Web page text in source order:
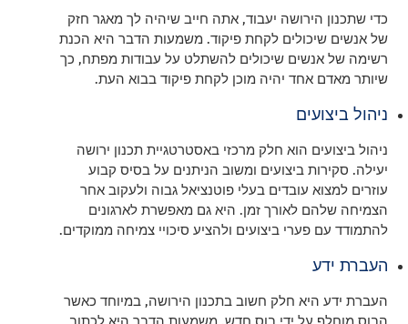
כדי שתכנון הירושה יעבוד, אתה חייב שיהיה לך מאגר חזק
של אנשים שיכולים לקחת פיקוד. משמעות הדבר היא הכנת
רשימה של אנשים שיכולים להשתלט על עבודות מפתח, כך
שיותר מאדם אחד יהיה מוכן לקחת פיקוד בבוא העת.
ניהול ביצועים
ניהול ביצועים הוא חלק מרכזי באסטרטגיית תכנון ירושה
יעילה. סקירות ביצועים ומשוב הניתנים על בסיס קבוע
עוזרים למצוא עובדים בעלי פוטנציאל גבוה ולעקוב אחר
הצמיחה שלהם לאורך זמן. היא גם מאפשרת לארגונים
להתמודד עם פערי ביצועים ולהציע סיכויי צמיחה ממוקדים.
העברת ידע
העברת ידע היא חלק חשוב בתכנון הירושה, במיוחד כאשר